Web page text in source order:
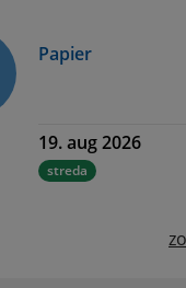
Papier
19. aug 2026
streda